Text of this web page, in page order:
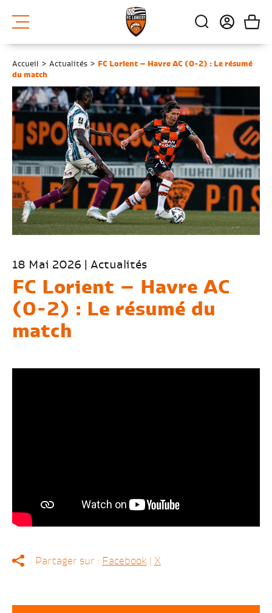
Accueil > Actualités >
FC Lorient – Havre AC (0-2) : Le résumé
du match
18 Mai 2026 | Actualités
FC Lorient – Havre AC
(0-2) : Le résumé du
match
Partager sur : Facebook X